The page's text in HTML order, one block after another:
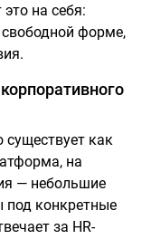
на себя:
форме,
существует как
на
— небольшие
под конкретные
за HR-